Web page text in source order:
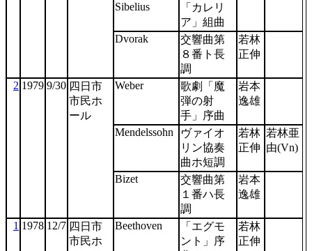
Sibelius
「カレリ
ア」組曲
Dvorak
交響曲第
８番ト長
調
若林
正伸
2 1979 9/30 四日市
市民ホ
ール
Weber
歌劇「魔
弾の射
手」序曲
岩本
逸雄
Mendelssohn
ヴァイオ
リン協奏
曲ホ短調
若林
正伸
若林亜
由(Vn)
Bizet
交響曲第
１番ハ長
調
岩本
逸雄
1 1978 12/7 四日市
市民ホ
Beethoven
「エグモ
ント」序
若林
正伸